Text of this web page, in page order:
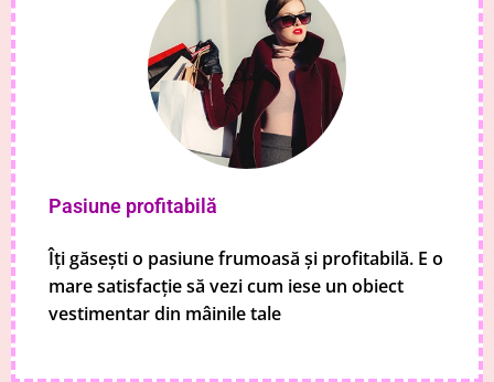
Pasiune profitabilă
Îți găsești o pasiune frumoasă și profitabilă. E o
mare satisfacție să vezi cum iese un obiect
vestimentar din mâinile tale